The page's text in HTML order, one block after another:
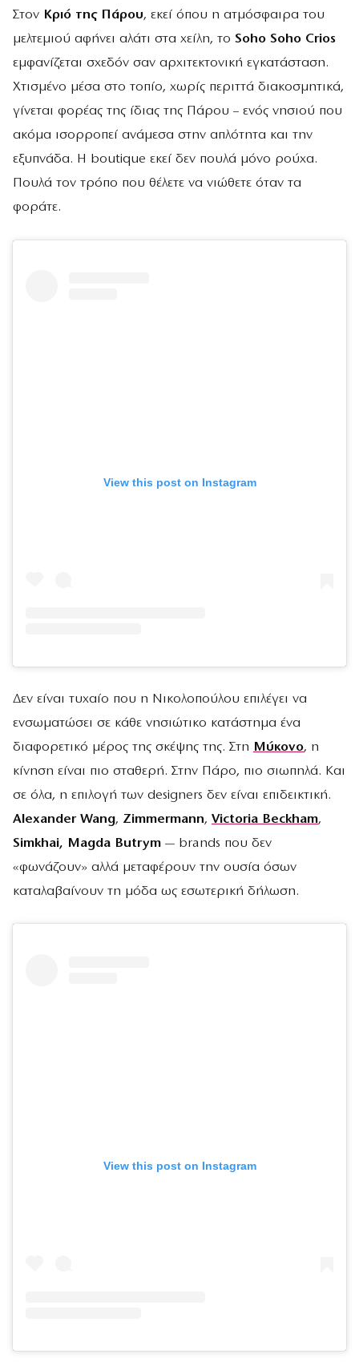
Στον Κριό της Πάρου, εκεί όπου η ατμόσφαιρα του
μελτεμιού αφήνει αλάτι στα χείλη, το Soho Soho Crios
εμφανίζεται σχεδόν σαν αρχιτεκτονική εγκατάσταση.
Χτισμένο μέσα στο τοπίο, χωρίς περιττά διακοσμητικά,
γίνεται φορέας της ίδιας της Πάρου – ενός νησιού που
ακόμα ισορροπεί ανάμεσα στην απλότητα και την
εξυπνάδα. Η boutique εκεί δεν πουλά μόνο ρούχα.
Πουλά τον τρόπο που θέλετε να νιώθετε όταν τα
φοράτε.
View this post on Instagram
Δεν είναι τυχαίο που η Νικολοπούλου επιλέγει να
ενσωματώσει σε κάθε νησιώτικο κατάστημα ένα
διαφορετικό μέρος της σκέψης της. Στη Μύκονο, η
κίνηση είναι πιο σταθερή. Στην Πάρο, πιο σιωπηλά. Και
σε όλα, η επιλογή των designers δεν είναι επιδεικτική.
Alexander Wang, Zimmermann, Victoria Beckham,
Simkhai, Magda Butrym — brands που δεν
«φωνάζουν» αλλά μεταφέρουν την ουσία όσων
καταλαβαίνουν τη μόδα ως εσωτερική δήλωση.
View this post on Instagram